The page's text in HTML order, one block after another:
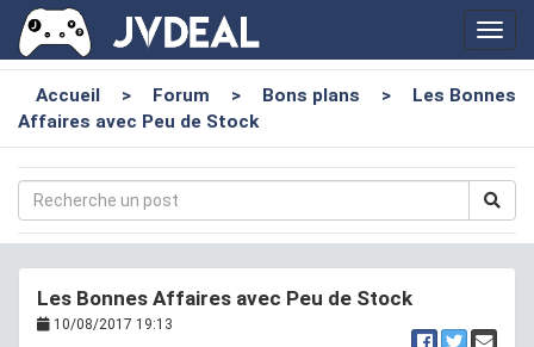
Accueil > Forum > Bons plans >
Les Bonnes
Affaires avec Peu de Stock
Les Bonnes Affaires avec Peu de Stock
10/08/2017 19:13